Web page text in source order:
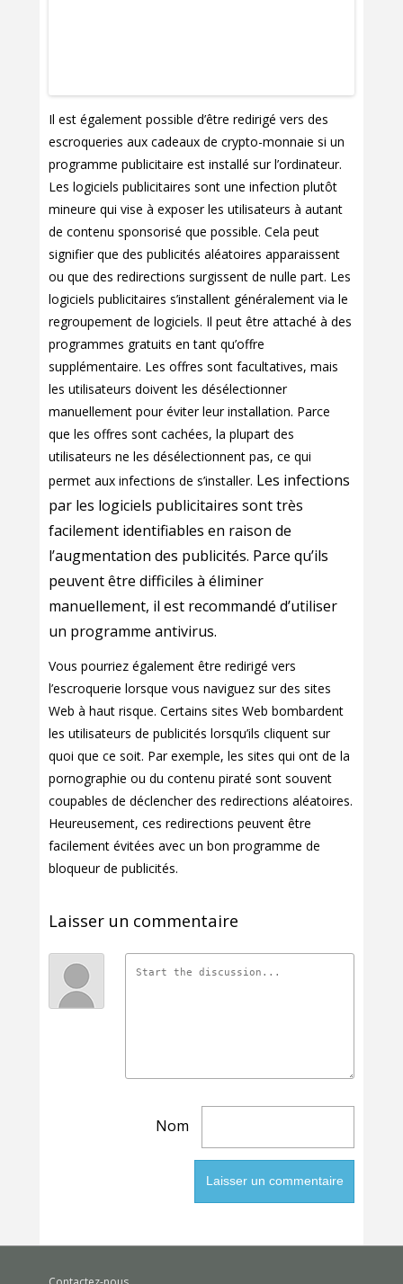
Il est également possible d’être redirigé vers des
escroqueries aux cadeaux de crypto-monnaie si un
programme publicitaire est installé sur l’ordinateur.
Les logiciels publicitaires sont une infection plutôt
mineure qui vise à exposer les utilisateurs à autant
de contenu sponsorisé que possible. Cela peut
signifier que des publicités aléatoires apparaissent
ou que des redirections surgissent de nulle part. Les
logiciels publicitaires s’installent généralement via le
regroupement de logiciels. Il peut être attaché à des
programmes gratuits en tant qu’offre
supplémentaire. Les offres sont facultatives, mais
les utilisateurs doivent les désélectionner
manuellement pour éviter leur installation. Parce
que les offres sont cachées, la plupart des
utilisateurs ne les désélectionnent pas, ce qui
permet aux infections de s’installer. Les infections
par les logiciels publicitaires sont très
facilement identifiables en raison de
l’augmentation des publicités. Parce qu’ils
peuvent être difficiles à éliminer
manuellement, il est recommandé d’utiliser
un programme antivirus.
Vous pourriez également être redirigé vers
l’escroquerie lorsque vous naviguez sur des sites
Web à haut risque. Certains sites Web bombardent
les utilisateurs de publicités lorsqu’ils cliquent sur
quoi que ce soit. Par exemple, les sites qui ont de la
pornographie ou du contenu piraté sont souvent
coupables de déclencher des redirections aléatoires.
Heureusement, ces redirections peuvent être
facilement évitées avec un bon programme de
bloqueur de publicités.
Laisser un commentaire
Nom